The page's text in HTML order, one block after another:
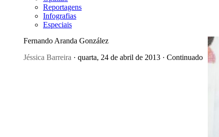
Reportagens
Infografias
Especiais
Fernando Aranda González
Jéssica Barreira · quarta, 24 de abril de 2013 · Continuado